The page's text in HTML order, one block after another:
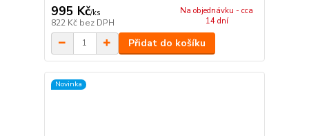
995 Kč/ks
822 Kč bez DPH
Na objednávku - cca
14 dní
Přidat do košíku
Novinka